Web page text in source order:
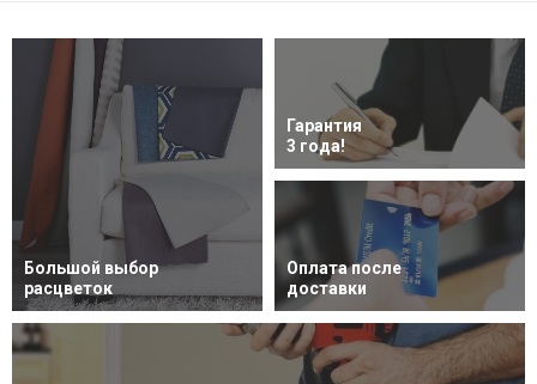
Большой выбор
расцветок
Гарантия
3 года!
Оплата после
доставки